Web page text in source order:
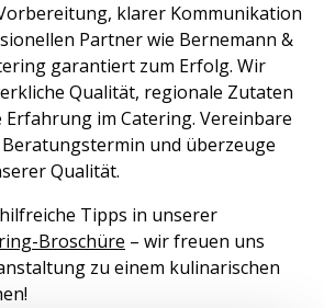
klarer Kommunikation
Partner wie Bernemann &
garantiert zum Erfolg. Wir
Qualität, regionale Zutaten
Erfahrung im Catering. Vereinbare
und überzeuge
Qualität.
Tipps in unserer
Broschüre – wir freuen uns
zu einem kulinarischen